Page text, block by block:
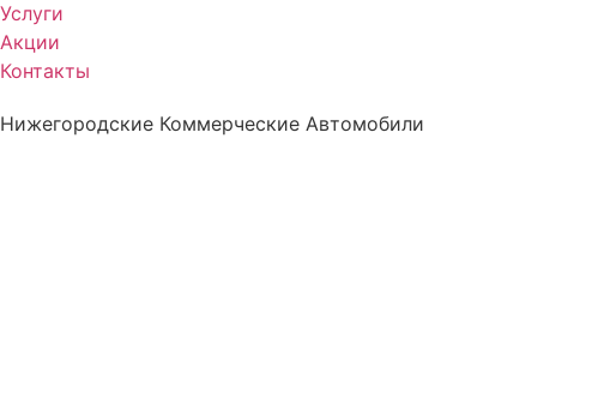
Услуги
Акции
Контакты
Нижегородские Коммерческие Автомобили